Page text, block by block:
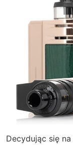
Decydując się na